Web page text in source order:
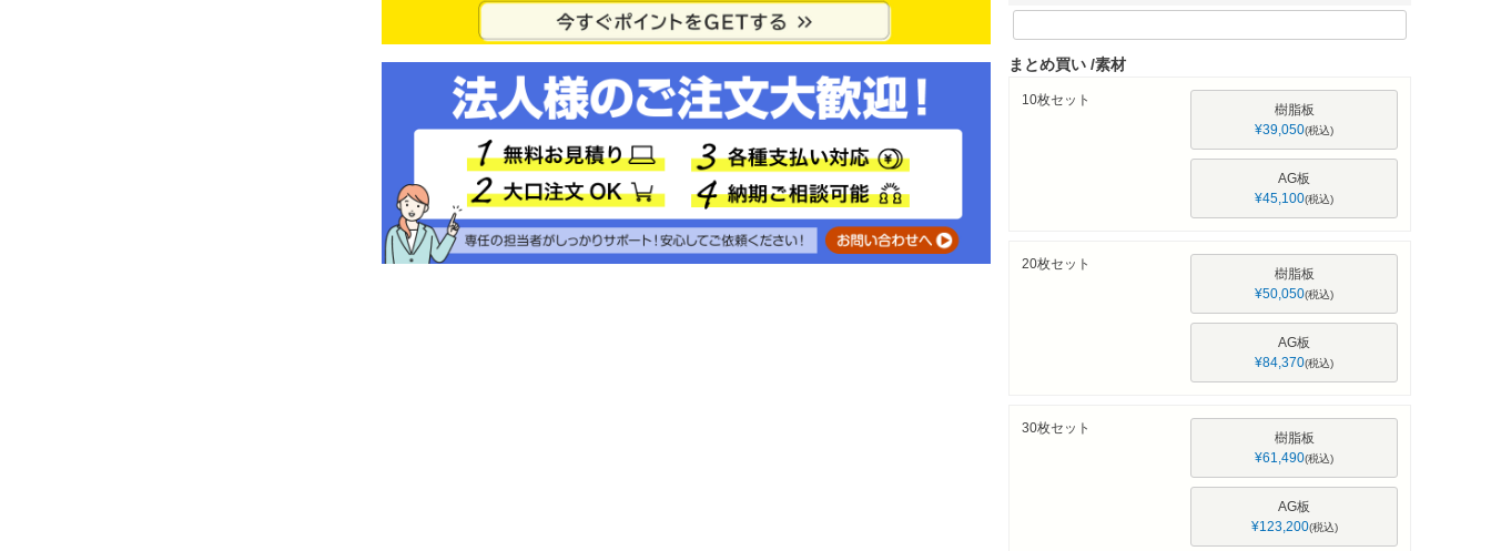
(
必
まとめ買い 素材
10枚セット
樹脂板
¥39,050 税込
AG板
¥45,100 税込
20枚セット
樹脂板
¥50,050 税込
AG板
¥84,370 税込
30枚セット
樹脂板
¥61,490 税込
AG板
¥123,200 税込